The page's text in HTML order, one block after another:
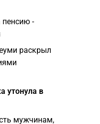
пенсию -
раскрыл
утонула в
мужчинам,